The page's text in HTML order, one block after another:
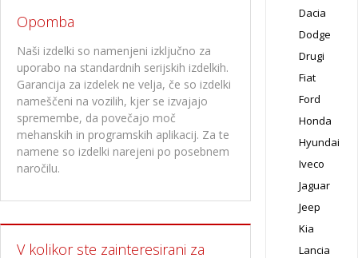
Opomba
Naši izdelki so namenjeni izključno za
uporabo na standardnih serijskih izdelkih.
Garancija za izdelek ne velja, če so izdelki
nameščeni na vozilih, kjer se izvajajo
spremembe, da povečajo moč
mehanskih in programskih aplikacij. Za te
namene so izdelki narejeni po posebnem
naročilu.
V kolikor ste zainteresirani za
Dacia
Dodge
Drugi
Fiat
Ford
Honda
Hyundai
Iveco
Jaguar
Jeep
Kia
Lancia